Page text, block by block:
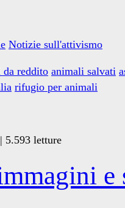
Notizie sull'attivismo
da reddito animali salvati
rifugio per animali
5.593 letture